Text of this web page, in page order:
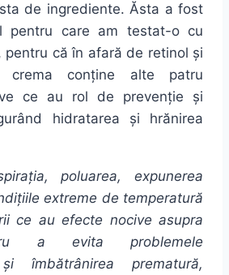
de ingrediente.Ăsta a fost
pentru care am testat-o cu
pentru că în afară de retinol și
crema conține alte patru
ce au rol de prevenție și
hidratarea și hrănirea
, poluarea, expunerea
extreme de temperatură
ce au efecte nocive asupra
a evita problemele
și îmbătrânirea prematură,